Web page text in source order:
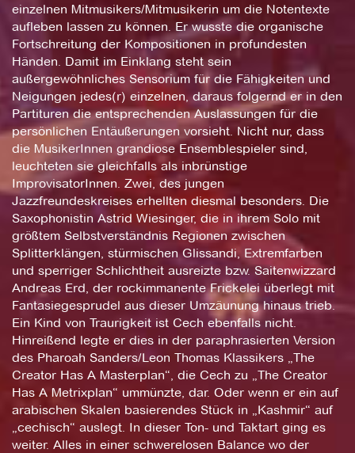
einzelnen Mitmusikers/Mitmusikerin um die Notentexte
aufleben lassen zu können. Er wusste die organische
Fortschreitung der Kompositionen in profundesten
Händen. Damit im Einklang steht sein
außergewöhnliches Sensorium für die Fähigkeiten und
Neigungen jedes(r) einzelnen, daraus folgernd er in den
Partituren die entsprechenden Auslassungen für die
persönlichen Entäußerungen vorsieht. Nicht nur, dass
die MusikerInnen grandiose Ensemblespieler sind,
leuchteten sie gleichfalls als inbrünstige
ImprovisatorInnen. Zwei, des jungen
Jazzfreundeskreises erhellten diesmal besonders. Die
Saxophonistin Astrid Wiesinger, die in ihrem Solo mit
größtem Selbstverständnis Regionen zwischen
Splitterklängen, stürmischen Glissandi, Extremfarben
und sperriger Schlichtheit ausreizte bzw. Saitenwizzard
Andreas Erd, der rockimmanente Frickelei überlegt mit
Fantasiegesprudel aus dieser Umzäunung hinaus trieb.
Ein Kind von Traurigkeit ist Cech ebenfalls nicht.
Hinreißend legte er dies in der paraphrasierten Version
des Pharoah Sanders/Leon Thomas Klassikers „The
Creator Has A Masterplan“, die Cech zu „The Creator
Has A Metrixplan“ ummünzte, dar. Oder wenn er ein auf
arabischen Skalen basierendes Stück in „Kashmir“ auf
„cechisch“ auslegt. In dieser Ton- und Taktart ging es
weiter. Alles in einer schwerelosen Balance wo der